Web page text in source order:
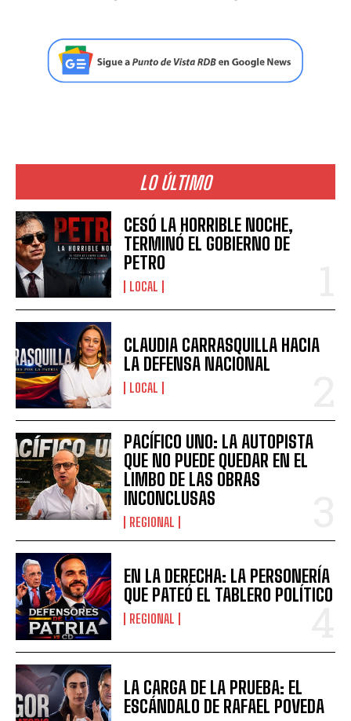
LO ÚLTIMO
CESÓ LA HORRIBLE NOCHE,
TERMINÓ EL GOBIERNO DE
PETRO
LOCAL
CLAUDIA CARRASQUILLA HACIA
LA DEFENSA NACIONAL
LOCAL
PACÍFICO UNO: LA AUTOPISTA
QUE NO PUEDE QUEDAR EN EL
LIMBO DE LAS OBRAS
INCONCLUSAS
REGIONAL
EN LA DERECHA: LA PERSONERÍA
QUE PATEÓ EL TABLERO POLÍTICO
REGIONAL
LA CARGA DE LA PRUEBA: EL
ESCÁNDALO DE RAFAEL POVEDA